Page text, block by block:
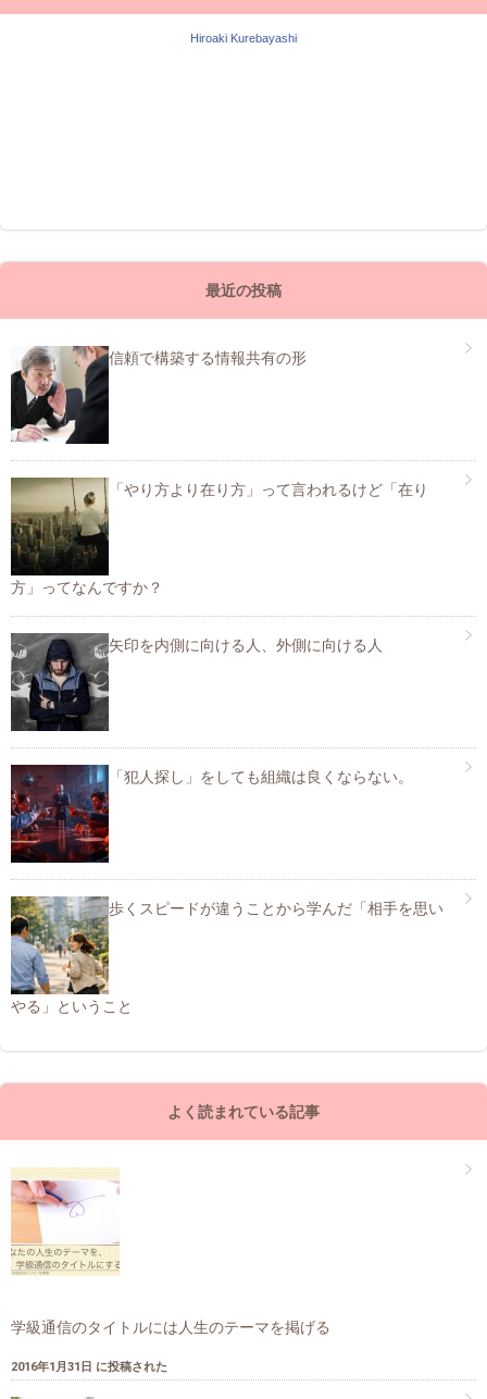
Hiroaki Kurebayashi
最近の投稿
信頼で構築する情報共有の形
「やり方より在り方」って言われるけど「在り
方」ってなんですか？
矢印を内側に向ける人、外側に向ける人
「犯人探し」をしても組織は良くならない。
歩くスピードが違うことから学んだ「相手を思い
やる」ということ
よく読まれている記事
学級通信のタイトルには人生のテーマを掲げる
2016年1月31日 に投稿された